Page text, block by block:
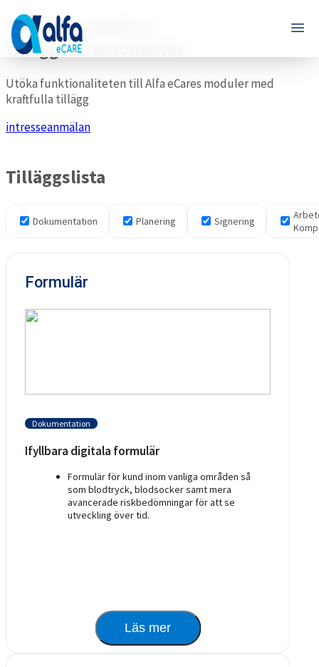
Alfa eCare Welfare -
tilläggsfunktionalitet
Utöka funktionaliteten till Alfa eCares moduler med
kraftfulla tillägg
intresseanmälan
Tilläggslista
Dokumentation Planering Signering
Formulär
Dokumentation
Ifyllbara digitala formulär
Formulär för kund inom vanliga områden så
som blodtryck, blodsocker samt mera
avancerade riskbedömningar för att se
utveckling över tid.
Läs mer